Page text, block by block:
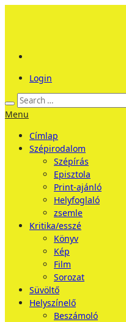
Login
Menu
Címlap
Szépirodalom
Szépírás
Episztola
Print-ajánló
Helyfoglaló
zsemle
Kritika/esszé
Könyv
Kép
Film
Sorozat
Süvöltő
Helyszínelő
Beszámoló